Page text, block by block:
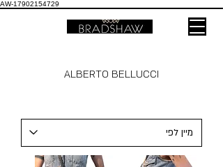
AW-17902154729
ALBERTO BELLUCCI